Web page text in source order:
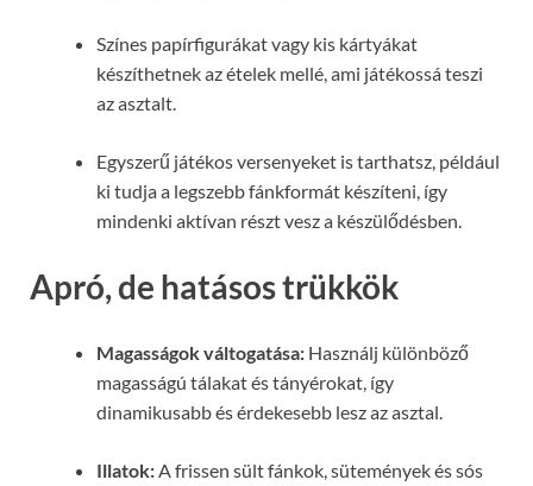
Színes papírfigurákat vagy kis kártyákat
készíthetnek az ételek mellé, ami játékossá teszi
az asztalt.
Egyszerű játékos versenyeket is tarthatsz, például
ki tudja a legszebb fánkformát készíteni, így
mindenki aktívan részt vesz a készülődésben.
Apró, de hatásos trükkök
Magasságok váltogatása: Használj különböző
magasságú tálakat és tányérokat, így
dinamikusabb és érdekesebb lesz az asztal.
Illatok:A frissen sült fánkok, sütemények és sós